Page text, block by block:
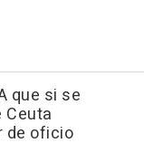
que si se
Ceuta
de oficio